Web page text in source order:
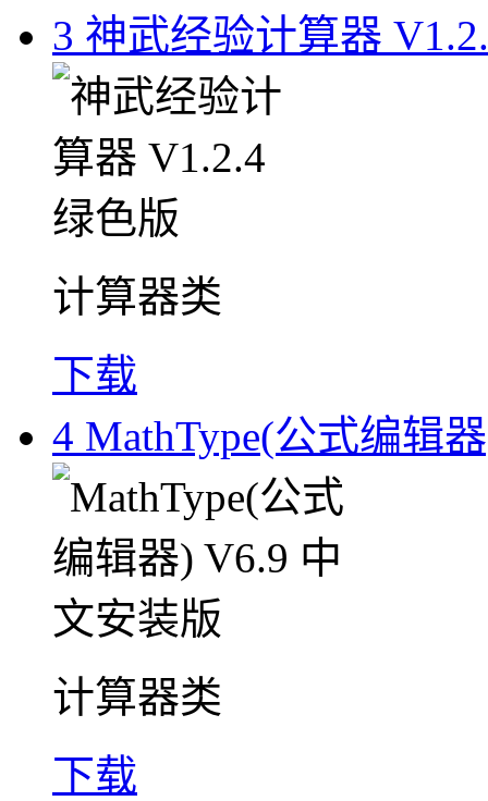
3 神武经验计算器
计算器类
下载
4 MathType(公式编辑
计算器类
下载